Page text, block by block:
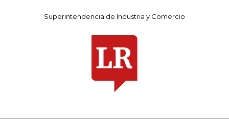
Superintendencia de Industria y Comercio